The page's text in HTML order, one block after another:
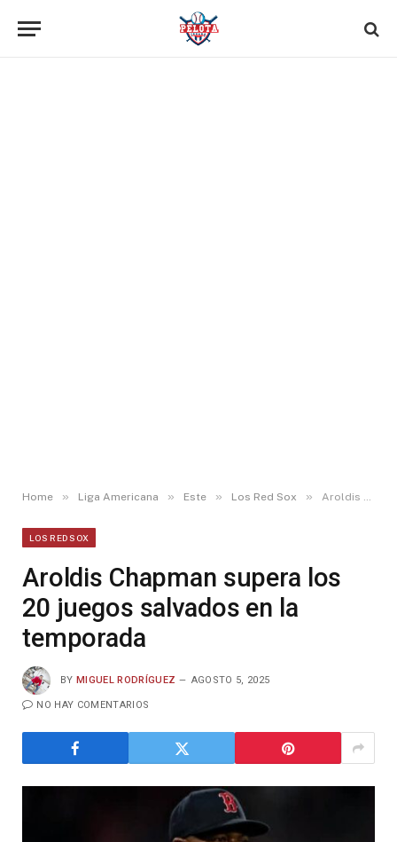
Home » Liga Americana » Este » Los Red Sox » Aroldis Chapman supera los 20 juegos salvados en la temporada
LOS RED SOX
Aroldis Chapman supera los
20 juegos salvados en la
temporada
BY MIGUEL RODRÍGUEZ AGOSTO 5, 2025
NO HAY COMENTARIOS